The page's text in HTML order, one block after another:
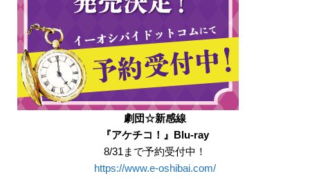
劇団☆新感線
『アケチコ！』Blu-ray
8/31まで予約受付中！
https://www.e-oshibai.com/